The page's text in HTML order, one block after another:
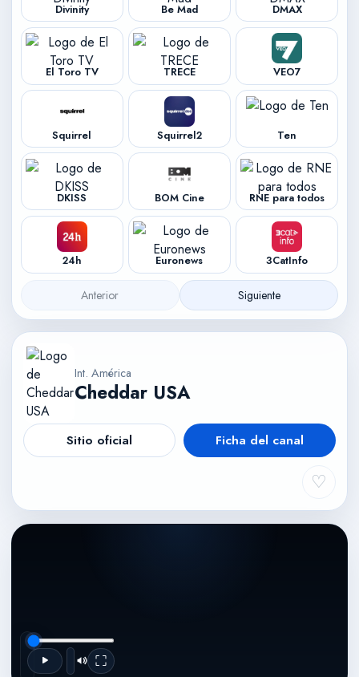
Divinity Be Mad DMAX
El Toro TV TRECE VEO7
Squirrel Squirrel2 Ten
DKISS BOM Cine RNE para todos
24h Euronews 3CatInfo
Anterior Siguiente
Int. América
Cheddar USA
Sitio oficial Ficha del canal
♡